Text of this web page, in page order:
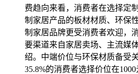
费趋向来看，消费者在选择定
制家居产品的板材材质、环保
制家居品牌更受消费者欢迎，
要渠道来自家居卖场、主流媒
绍。中端价位与环保材质备受
35.8%的消费者选择价位在